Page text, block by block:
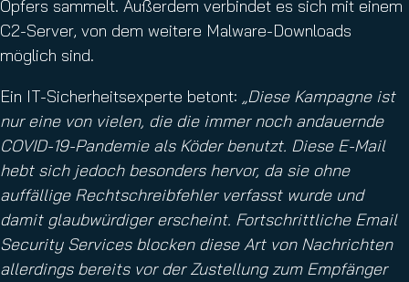
Opfers sammelt. Außerdem verbindet es sich mit einem
C2-Server, von dem weitere Malware-Downloads
möglich sind.
Ein IT-Sicherheitsexperte betont: „Diese Kampagne ist
nur eine von vielen, die die immer noch andauernde
COVID-19-Pandemie als Köder benutzt. Diese E-Mail
hebt sich jedoch besonders hervor, da sie ohne
auffällige Rechtschreibfehler verfasst wurde und
damit glaubwürdiger erscheint. Fortschrittliche Email
Security Services blocken diese Art von Nachrichten
allerdings bereits vor der Zustellung zum Empfänger